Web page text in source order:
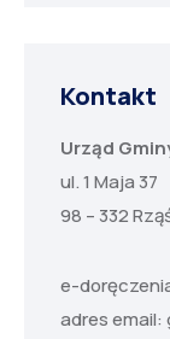
Kontakt
Urząd
ul. 1 Maja 37
98 – 332
e-
adres email: